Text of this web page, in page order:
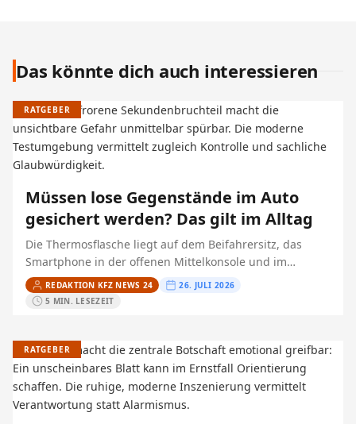
Das könnte dich auch interessieren
RATGEBER
Müssen lose Gegenstände im Auto
gesichert werden? Das gilt im Alltag
Die Thermosflasche liegt auf dem Beifahrersitz, das
Smartphone in der offenen Mittelkonsole und im
Kofferraum rollt eine Wasserflasche umher. Das wirkt
harmlos – bis eine…
REDAKTION KFZ NEWS 24
26. JULI 2026
5 MIN. LESEZEIT
RATGEBER